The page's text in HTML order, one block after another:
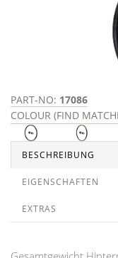
PART-NO: 17086
COLOUR (FIND
BESCHREIBUNG
EIGENSCHAFTEN
EXTRAS